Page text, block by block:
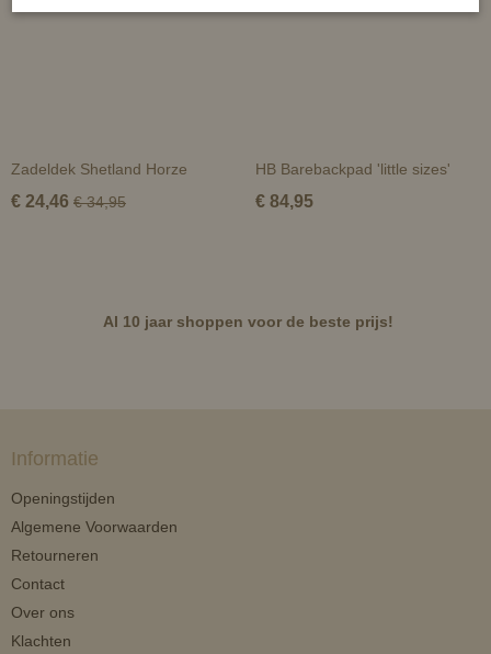
Zadeldek Shetland Horze
€ 24,46 € 34,95
HB Barebackpad 'little sizes'
€ 84,95
Al 10 jaar shoppen voor de beste prijs!
Informatie
Openingstijden
Algemene Voorwaarden
Retourneren
Contact
Over ons
Klachten